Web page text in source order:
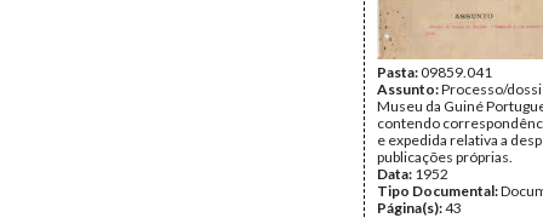
Pasta:09859.041
Assunto:Processo/
Museu da Guiné
contendo
e expedida relativa a
publicações próprias.
Data: 1952
Tipo Documental:
Página(s):43